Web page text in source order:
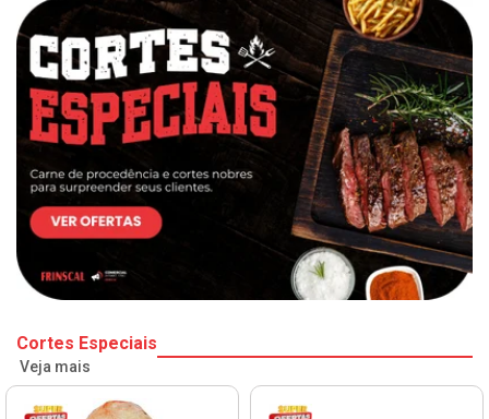
Cortes Especiais
Veja mais